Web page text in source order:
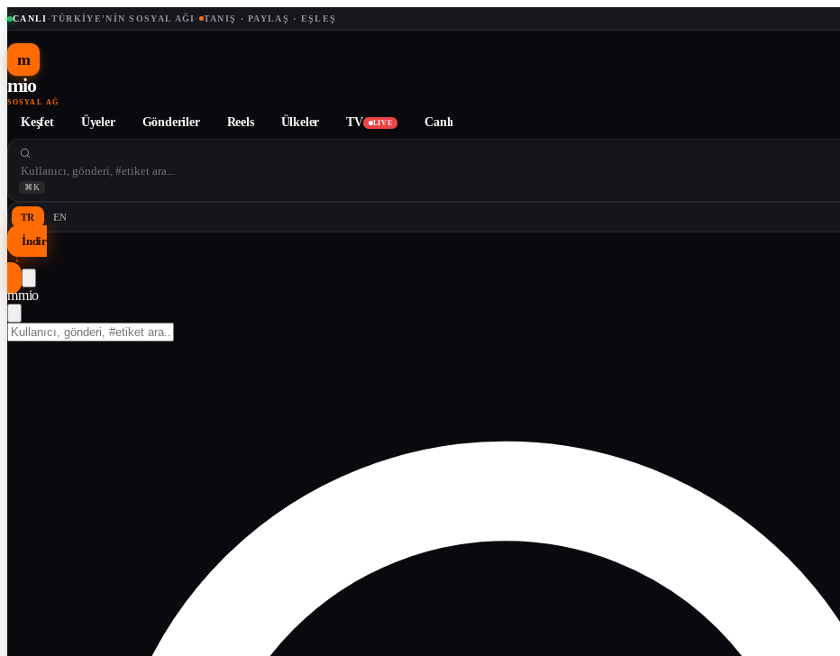
CANLI ·TÜRKIYE'NIN SOSYAL AĞI· TANIŞ · PAYLAŞ · EŞLEŞ
m
mio
SOSYAL AĞ
Keşfet Üyeler Gönderiler Reels Ülkeler TV LIVE Canlı
⌘K
TR EN
İndir
↓
mmio